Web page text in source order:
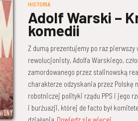
HISTORIA
Adolf Warski –
komedii
Z dumą prezentujemy po raz
rewolucjonisty, Adolfa Warskiego,
zamordowanego przez stalinowską
charakterze odzyskania przez Polskę
robotniczej polityki rządu PPS i jego
i burżuazji, której de facto był